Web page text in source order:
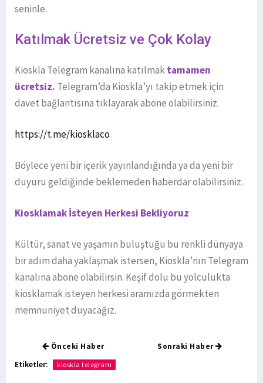
seninle.
Katılmak Ücretsiz ve Çok Kolay
Kioskla Telegram kanalına katılmaktamamen
ücretsiz. Telegram’da Kioskla’yı takip etmek için
davet bağlantısına tıklayarak abone olabilirsiniz.
https://t.me/kiosklaco
Böylece yeni bir içerik yayınlandığında ya da yeni bir
duyuru geldiğinde beklemeden haberdar olabilirsiniz.
Kiosklamak İsteyen Herkesi Bekliyoruz
Kültür, sanat ve yaşamın buluştuğu bu renkli dünyaya
bir adım daha yaklaşmak istersen, Kioskla’nın Telegram
kanalına abone olabilirsin. Keşif dolu bu yolculukta
kiosklamak isteyen herkesi aramızda görmekten
memnuniyet duyacağız.
Önceki Haber Sonraki Haber
Etiketler: kioskla telegram